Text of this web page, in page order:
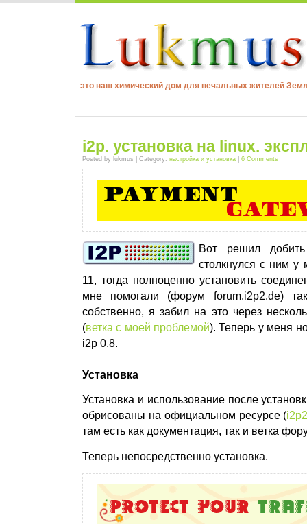
это наш химический дом для печальных жителей
i2p. установка на linux.
Posted by lukmus | Category: настройка и установка 6 Comments
Вот решил
столкнулся с ним
11, тогда полноценно установить
мне помогали (форум forum.i2p2.de )
собственно, я забил на это через
(ветка с моей проблемой). Теперь у меня
i2p 0.8.
Установка
Установка и использование после
обрисованы на официальном ресурсе (
там есть как документация, так и ветка
Теперь непосредственно установка.